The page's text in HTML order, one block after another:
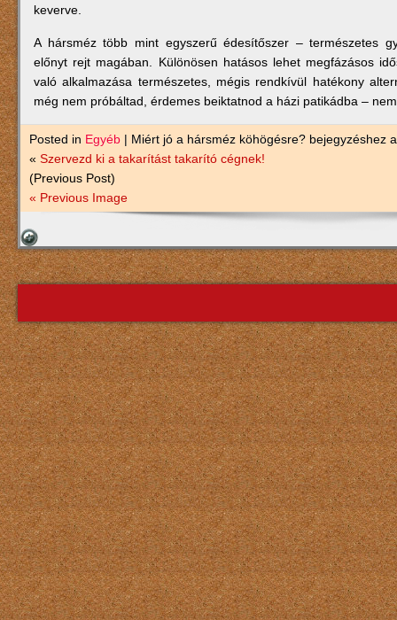
keverve.
A hársméz több mint egyszerű édesítőszer – természetes
előnyt rejt magában. Különösen hatásos lehet megfázásos
való alkalmazása természetes, mégis rendkívül hatékony
még nem próbáltad, érdemes beiktatnod a házi patikádba –
Posted in Egyéb | Miért jó a hársméz köhögésre? bejegyzéshez
« Szervezd ki a takarítást takarító cégnek!
(Previous Post)
« Previous Image